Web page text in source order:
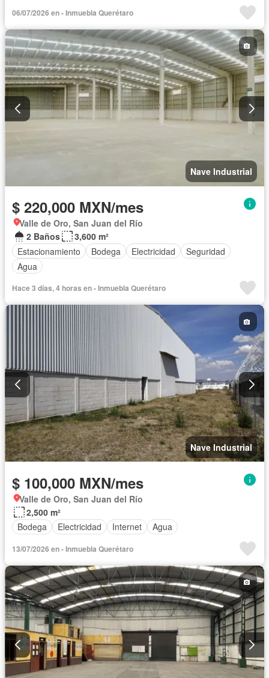
06/07/2026 en - Inmuebla Querétaro
Nave Industrial
$ 220,000 MXN/mes
Valle de Oro, San Juan del Río
2 Baños
3,600 m²
Estacionamiento
Bodega Electricidad
Seguridad
Agua
Hace 3 días, 4 horas en - Inmuebla Querétaro
Nave Industrial
$ 100,000 MXN/mes
Valle de Oro, San Juan del Río
2,500 m²
Bodega
Electricidad Internet Agua
13/07/2026 en - Inmuebla Querétaro